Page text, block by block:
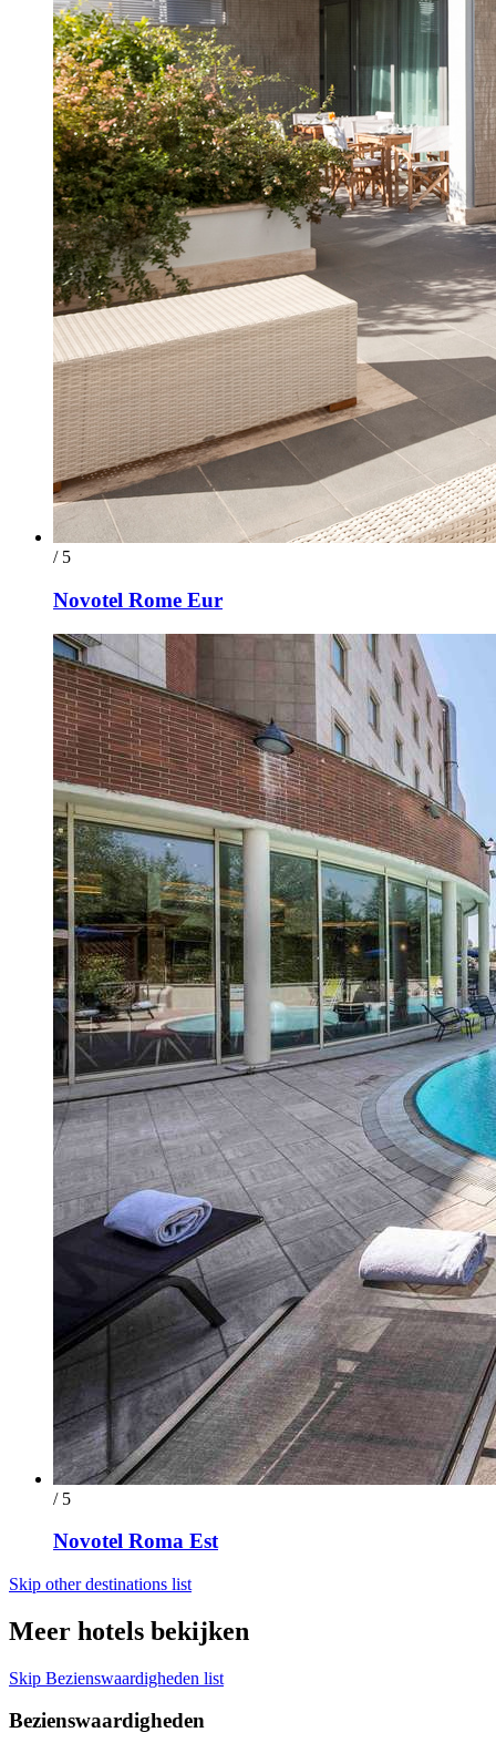
/ 5
Novotel Rome Eur
/ 5
Novotel Roma Est
Skip other destinations list
Meer hotels bekijken
Skip Bezienswaardigheden list
Bezienswaardigheden